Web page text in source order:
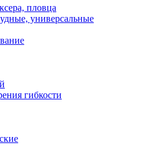
пловца
универсальные
гибкости